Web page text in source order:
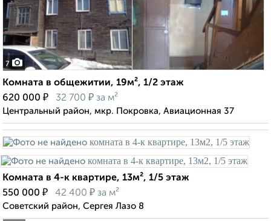
7
Комната в общежитии, 19м², 1/2 этаж
620 000 ₽ 32 700 ₽ за м²
Центральный район, мкр. Покровка, Авиационная 37
Комната в 4-к квартире, 13м², 1/5 этаж
550 000 ₽ 42 400 ₽ за м²
Советский район, Сергея Лазо 8